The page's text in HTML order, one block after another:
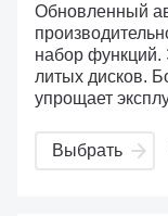
Обновленный
набор
литых дисков.
упрощает
Выбрать